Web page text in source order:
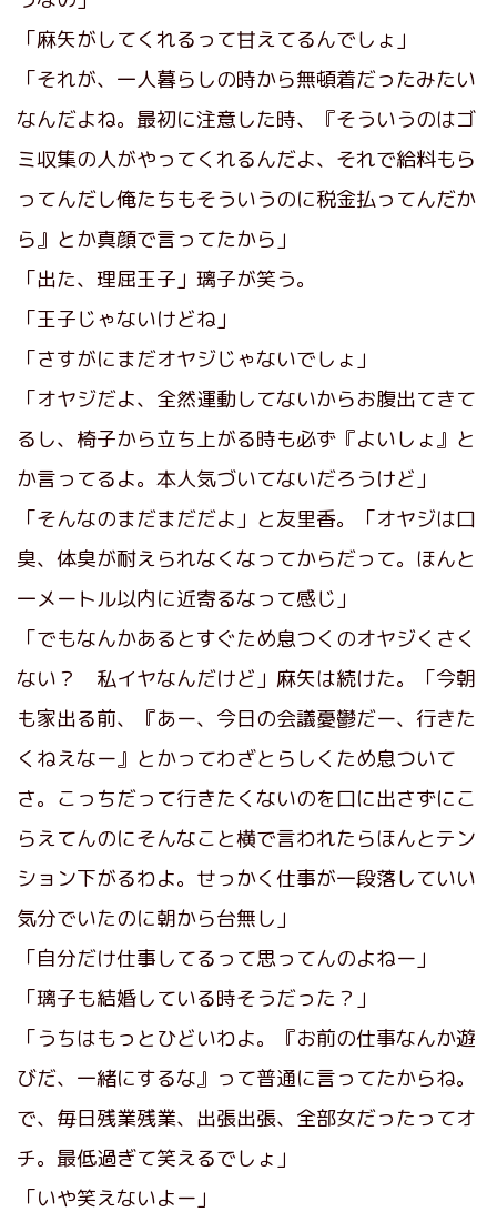
「麻矢がしてくれるって甘えてるんでしょ」
「それが、一人暮らしの時から無頓着だったみたい
なんだよね。最初に注意した時、『そういうのはゴ
ミ収集の人がやってくれるんだよ、それで給料もら
ってんだし俺たちもそういうのに税金払ってんだか
ら』とか真顔で言ってたから」
「出た、理屈王子」璃子が笑う。
「王子じゃないけどね」
「さすがにまだオヤジじゃないでしょ」
「オヤジだよ、全然運動してないからお腹出てきて
るし、椅子から立ち上がる時も必ず『よいしょ』と
か言ってるよ。本人気づいてないだろうけど」
「そんなのまだまだだよ」と友里香。「オヤジは口
臭、体臭が耐えられなくなってからだって。ほんと
一メートル以内に近寄るなって感じ」
「でもなんかあるとすぐため息つくのオヤジくさく
ない？ 私イヤなんだけど」麻矢は続けた。「今朝
も家出る前、『あー、今日の会議憂鬱だー、行きた
くねえなー』とかってわざとらしくため息ついて
さ。こっちだって行きたくないのを口に出さずにこ
らえてんのにそんなこと横で言われたらほんとテン
ション下がるわよ。せっかく仕事が一段落していい
気分でいたのに朝から台無し」
「自分だけ仕事してるって思ってんのよねー」
「璃子も結婚している時そうだった？」
「うちはもっとひどいわよ。『お前の仕事なんか遊
びだ、一緒にするな』って普通に言ってたからね。
で、毎日残業残業、出張出張、全部女だったってオ
チ。最低過ぎて笑えるでしょ」
「いや笑えないよー」